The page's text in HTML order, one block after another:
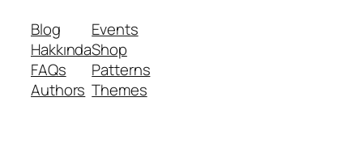
Blog
Hakkında
FAQs
Authors
Events
Shop
Patterns
Themes